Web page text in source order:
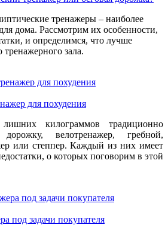
тренажеры – наиболее
дома. Рассмотрим их особенности,
и определимся, что лучше
зала.
для похудения
килограммов традиционно
велотренажер, гребной,
или степпер. Каждый из них имеет
о которых поговорим в этой
под задачи покупателя